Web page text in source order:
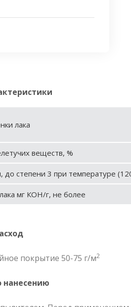
лака
веществ, %
до степени 3 при температуре
мг КОН/г, не более
покрытие 50-75 г/м2
нанесению